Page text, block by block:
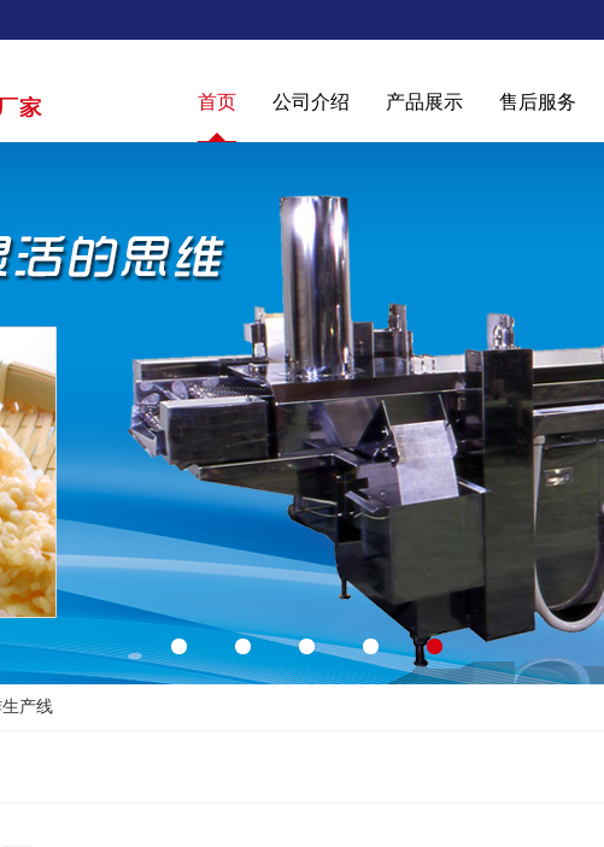
首页 公司介绍 产品展示 售后服务
产线